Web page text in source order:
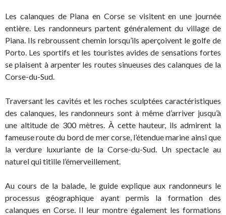
Les calanques de Piana en Corse se visitent en une journée
entière. Les randonneurs partent généralement du village de
Piana. Ils rebroussent chemin lorsqu’ils aperçoivent le golfe de
Porto. Les sportifs et les touristes avides de sensations fortes
se plaisent à arpenter les routes sinueuses des calanques de la
Corse-du-Sud.
Traversant les cavités et les roches sculptées caractéristiques
des calanques, les randonneurs sont à même d’arriver jusqu’à
une altitude de 300 mètres. À cette hauteur, ils admirent la
fameuse route du bord de mer corse, l’étendue marine ainsi que
la verdure luxuriante de la Corse-du-Sud. Un spectacle au
naturel qui titille l’émerveillement.
Au cours de la balade, le guide explique aux randonneurs le
processus géographique ayant permis la formation des
calanques en Corse. Il leur montre également les formations